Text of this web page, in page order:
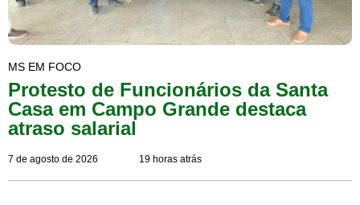
MS EM FOCO
Protesto de Funcionários da Santa
Casa em Campo Grande destaca
atraso salarial
7 de agosto de 2026 19 horas atrás